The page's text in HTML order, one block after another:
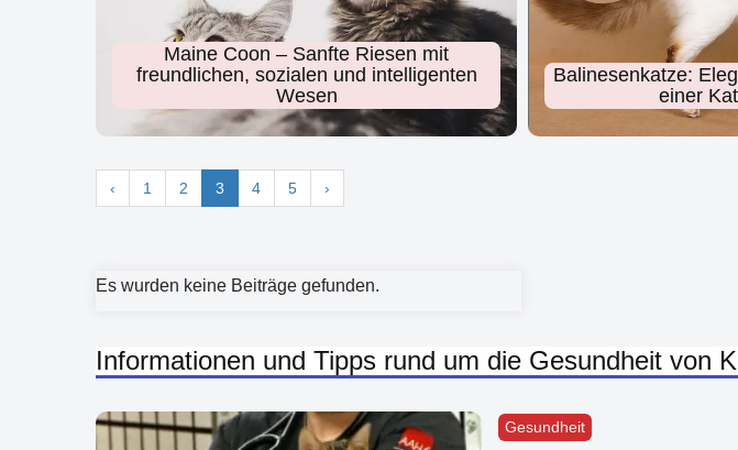
Maine Coon – Sanfte Riesen mit
freundlichen, sozialen und intelligenten
Wesen
Balinesenkatze:
einer
‹ 1 2 3 4 5 ›
Es wurden keine Beiträge gefunden.
Informationen und Tipps rund um die Gesundheit von
Gesundheit